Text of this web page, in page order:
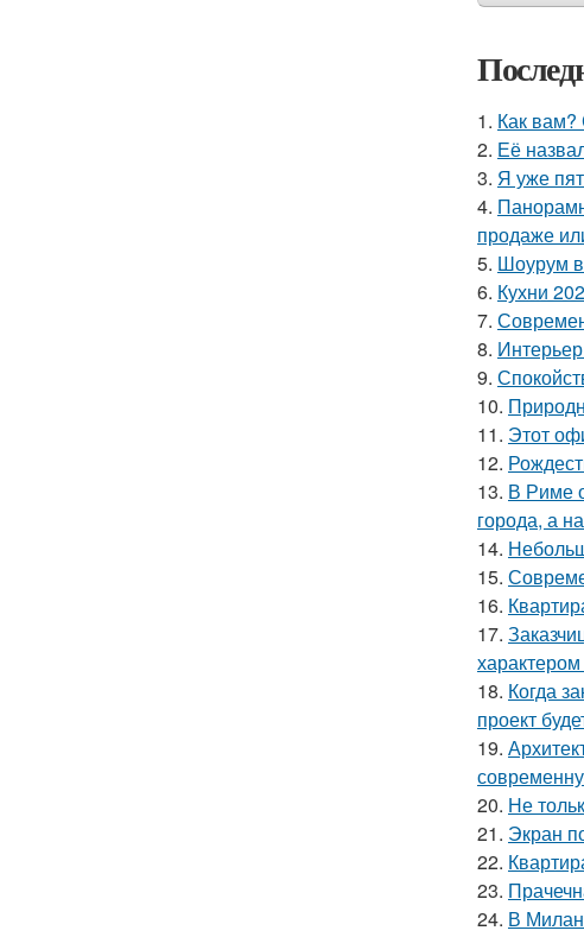
1. Как вам?
2. Её
3. Я уже
4.
продаже
5. Шоурум в
6. Кухни
7.
8.
9.
10.
11. Этот
12.
13. В Риме
города, а
14.
15.
16.
17.
18. Когда
проект
19.
20. Не
21. Экран
22.
23.
24. В